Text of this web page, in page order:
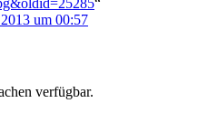
“
um 00:57
verfügbar.